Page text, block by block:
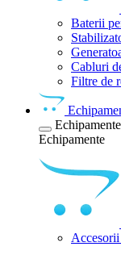
Baterii
Cabluri
Filtre de
Echipamente
Echipamente